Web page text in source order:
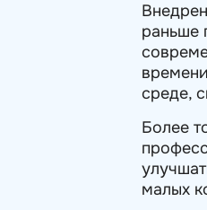
раньше
среде,
Более
малых